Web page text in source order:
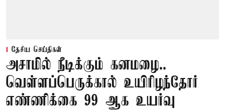
தேசிய செய்திகள்
அசாமில் நீடிக்கும் கனமழை..
வெள்ளப்பெருக்கால் உயிரிழந்தோர்
எண்ணிக்கை 99 ஆக உயர்வு